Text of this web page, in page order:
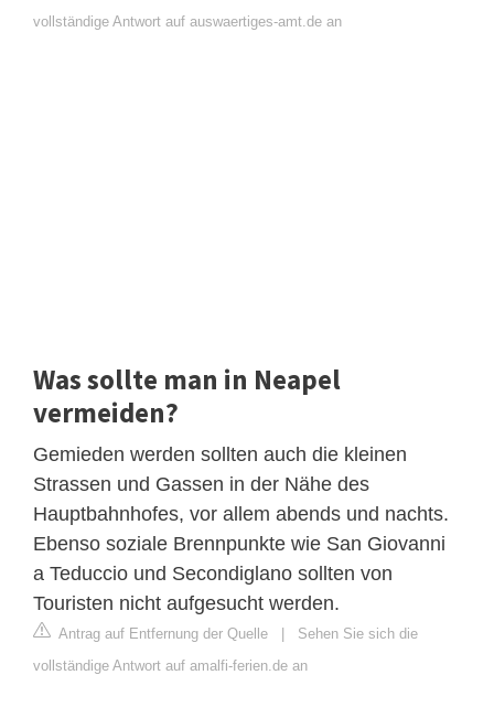
vollständige Antwort auf auswaertiges-amt.de an
Was sollte man in Neapel
vermeiden?
Gemieden werden sollten auch die kleinen
Strassen und Gassen in der Nähe des
Hauptbahnhofes, vor allem abends und nachts.
Ebenso soziale Brennpunkte wie San Giovanni
a Teduccio und Secondiglano sollten von
Touristen nicht aufgesucht werden.
Antrag auf Entfernung der Quelle
Sehen Sie sich die
vollständige Antwort auf amalfi-ferien.de an